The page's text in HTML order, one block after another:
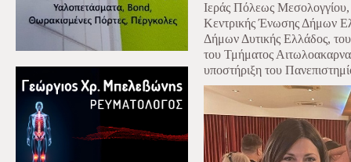
Ιεράς Πόλεως
Κεντρικής Ένωσης Δήμων
Δήμων Δυτικής Ελλάδος,
του Τμήματος
υποστήριξη του